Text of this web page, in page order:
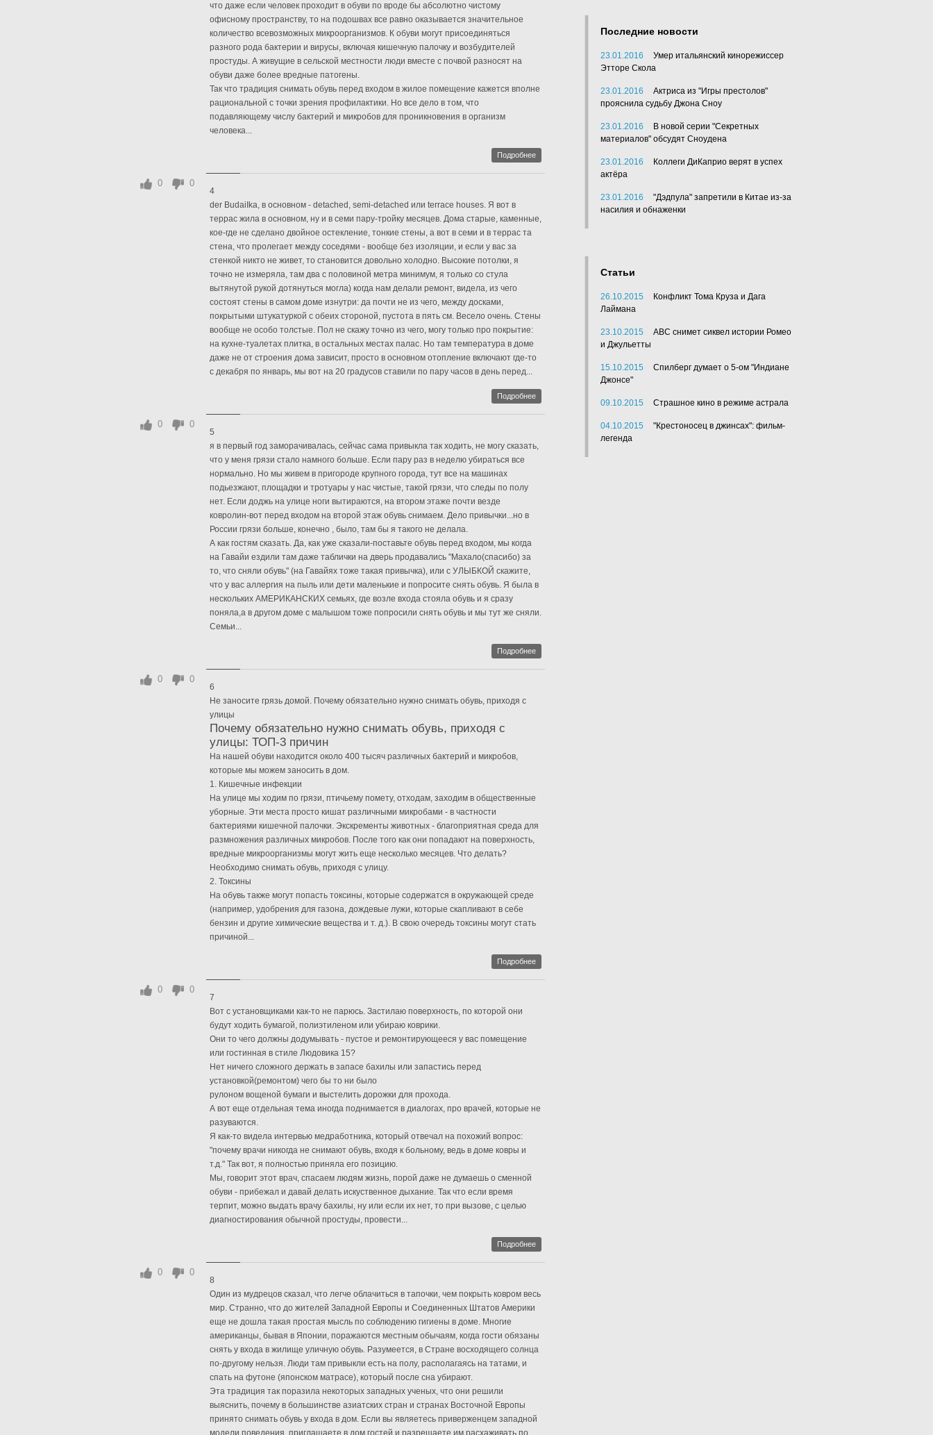
что даже если человек проходит в обуви по вроде бы абсолютно чистому
офисному пространству, то на подошвах все равно оказывается значительное
количество всевозможных микроорганизмов. К обуви могут присоединяться
разного рода бактерии и вирусы, включая кишечную палочку и возбудителей
простуды. А живущие в сельской местности люди вместе с почвой разносят на
обуви даже более вредные патогены.
Так что традиция снимать обувь перед входом в жилое помещение кажется вполне
рациональной с точки зрения профилактики. Но все дело в том, что
подавляющему числу бактерий и микробов для проникновения в организм
человека...
Подробнее
4
der BudaiIka, в основном - detached, semi-detached или terrace houses. Я вот в
террас жила в основном, ну и в семи пару-тройку месяцев. Дома старые, каменные,
кое-где не сделано двойное остекление, тонкие стены, а вот в семи и в террас та
стена, что пролегает между соседями - вообще без изоляции, и если у вас за
стенкой никто не живет, то становится довольно холодно. Высокие потолки, я
точно не измеряла, там два с половиной метра минимум, я только со стула
вытянутой рукой дотянуться могла) когда нам делали ремонт, видела, из чего
состоят стены в самом доме изнутри: да почти не из чего, между досками,
покрытыми штукатуркой с обеих стороной, пустота в пять см. Весело очень. Стены
вообще не особо толстые. Пол не скажу точно из чего, могу только про покрытие:
на кухне-туалетах плитка, в остальных местах палас. Но там температура в доме
даже не от строения дома зависит, просто в основном отопление включают где-то
с декабря по январь, мы вот на 20 градусов ставили по пару часов в день перед...
0 0
Подробнее
5
я в первый год заморачивалась, сейчас сама привыкла так ходить, не могу сказать,
что у меня грязи стало намного больше. Если пару раз в неделю убираться все
нормально. Но мы живем в пригороде крупного города, тут все на машинах
подьезжают, площадки и тротуары у нас чистые, такой грязи, что следы по полу
нет. Если доджь на улице ноги вытираются, на втором этаже почти везде
ковролин-вот перед входом на второй этаж обувь снимаем. Дело привычки...но в
России грязи больше, конечно , было, там бы я такого не делала.
А как гостям сказать. Да, как уже сказали-поставьте обувь перед входом, мы когда
на Гавайи ездили там даже таблички на дверь продавались "Махало(спасибо) за
то, что сняли обувь" (на Гавайях тоже такая привычка), или с УЛЫБКОЙ скажите,
что у вас аллергия на пыль или дети маленькие и попросите снять обувь. Я была в
нескольких АМЕРИКАНСКИХ семьях, где возле входа стояла обувь и я сразу
поняла,а в другом доме с малышом тоже попросили снять обувь и мы тут же сняли.
Семьи...
0 0
Подробнее
6
Не заносите грязь домой. Почему обязательно нужно снимать обувь, приходя с
улицы
Почему обязательно нужно снимать обувь, приходя с
улицы: ТОП-3 причин
На нашей обуви находится около 400 тысяч различных бактерий и микробов,
которые мы можем заносить в дом.
1. Кишечные инфекции
На улице мы ходим по грязи, птичьему помету, отходам, заходим в общественные
уборные. Эти места просто кишат различными микробами - в частности
бактериями кишечной палочки. Экскременты животных - благоприятная среда для
размножения различных микробов. После того как они попадают на поверхность,
вредные микроорганизмы могут жить еще несколько месяцев. Что делать?
Необходимо снимать обувь, приходя с улицу.
2. Токсины
На обувь также могут попасть токсины, которые содержатся в окружающей среде
(например, удобрения для газона, дождевые лужи, которые скапливают в себе
бензин и другие химические вещества и т. д.). В свою очередь токсины могут стать
причиной...
0 0
Подробнее
7
Вот с установщиками как-то не парюсь. Застилаю поверхность, по которой они
будут ходить бумагой, полиэтиленом или убираю коврики.
Они то чего должны додумывать - пустое и ремонтирующееся у вас помещение
или гостинная в стиле Людовика 15?
Нет ничего сложного держать в запасе бахилы или запастись перед
установкой(ремонтом) чего бы то ни было
рулоном вощеной бумаги и выстелить дорожки для прохода.
А вот еще отдельная тема иногда поднимается в диалогах, про врачей, которые не
разуваются.
Я как-то видела интервью медработника, который отвечал на похожий вопрос:
"почему врачи никогда не снимают обувь, входя к больному, ведь в доме ковры и
т.д." Так вот, я полностью приняла его позицию.
Мы, говорит этот врач, спасаем людям жизнь, порой даже не думаешь о сменной
обуви - прибежал и давай делать искуственное дыхание. Так что если время
терпит, можно выдать врачу бахилы, ну или если их нет, то при вызове, с целью
диагностирования обычной простуды, провести...
0 0
Подробнее
8
Один из мудрецов сказал, что легче облачиться в тапочки, чем покрыть ковром весь
мир. Странно, что до жителей Западной Европы и Соединенных Штатов Америки
еще не дошла такая простая мысль по соблюдению гигиены в доме. Многие
американцы, бывая в Японии, поражаются местным обычаям, когда гости обязаны
снять у входа в жилище уличную обувь. Разумеется, в Стране восходящего солнца
по-другому нельзя. Люди там привыкли есть на полу, располагаясь на татами, и
спать на футоне (японском матрасе), который после сна убирают.
Эта традиция так поразила некоторых западных ученых, что они решили
выяснить, почему в большинстве азиатских стран и странах Восточной Европы
принято снимать обувь у входа в дом. Если вы являетесь приверженцем западной
модели поведения, приглашаете в дом гостей и разрешаете им расхаживать по
0 0
Последние новости
23.01.2016
Умер итальянский кинорежиссер
Этторе Скола
23.01.2016
Актриса из "Игры престолов"
прояснила судьбу Джона Сноу
23.01.2016
В новой серии "Секретных
материалов" обсудят Сноудена
23.01.2016
Коллеги ДиКаприо верят в успех
актёра
23.01.2016
"Дэдпула" запретили в Китае из-за
насилия и обнаженки
Статьи
26.10.2015
Конфликт Тома Круза и Дага
Лаймана
23.10.2015
АВС снимет сиквел истории Ромео
и Джульетты
15.10.2015
Спилберг думает о 5-ом "Индиане
Джонсе"
09.10.2015 Страшное кино в режиме астрала
04.10.2015
"Крестоносец в джинсах": фильм-
легенда